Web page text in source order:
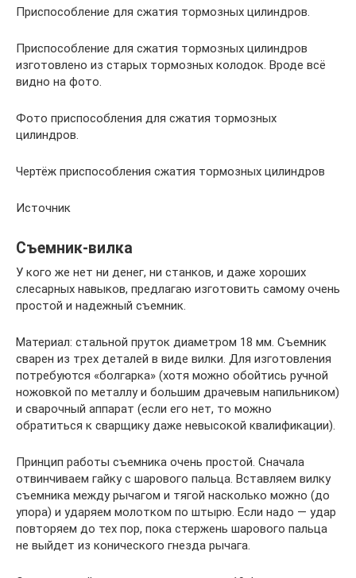
Приспособление для сжатия тормозных цилиндров.
Приспособление для сжатия тормозных цилиндров
изготовлено из старых тормозных колодок. Вроде всё
видно на фото.
Фото приспособления для сжатия тормозных
цилиндров.
Чертёж приспособления сжатия тормозных цилиндров
Источник
Съемник-вилка
У кого же нет ни денег, ни станков, и даже хороших
слесарных навыков, предлагаю изготовить самому очень
простой и надежный съемник.
Материал: стальной пруток диаметром 18 мм. Съемник
сварен из трех деталей в виде вилки. Для изготовления
потребуются «болгарка» (хотя можно обойтись ручной
ножовкой по металлу и большим драчевым напильником)
и сварочный аппарат (если его нет, то можно
обратиться к сварщику даже невысокой квалификации).
Принцип работы съемника очень простой. Сначала
отвинчиваем гайку с шарового пальца. Вставляем вилку
съемника между рычагом и тягой насколько можно (до
упора) и ударяем молотком по штырю. Если надо — удар
повторяем до тех пор, пока стержень шарового пальца
не выйдет из конического гнезда рычага.